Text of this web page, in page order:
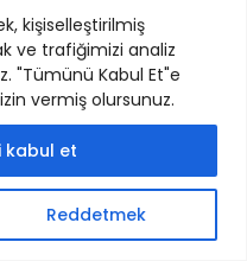
kişiselleştirilmiş
ve trafiğimizi analiz
"Tümünü Kabul Et"e
vermiş olursunuz.
Reddetmek
kabul et
bir
nasıl köreltir,
ve onu çağın
bir görü(ş) de
köreltir, idrakini o
dışına fırlatır.
bütünleştiği tevhit
vücudu­nu da